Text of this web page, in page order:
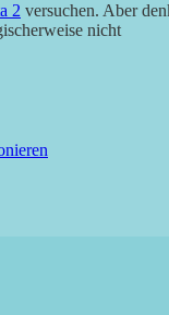
2 versuchen. Aber
nicht